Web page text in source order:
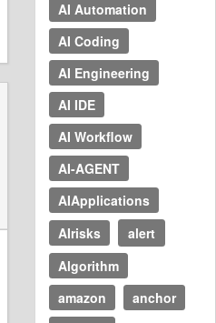
AI Automation
AI Coding
AI Engineering
AI IDE
AI Workflow
AI-AGENT
AIApplications
AIrisks
alert
Algorithm
amazon
anchor